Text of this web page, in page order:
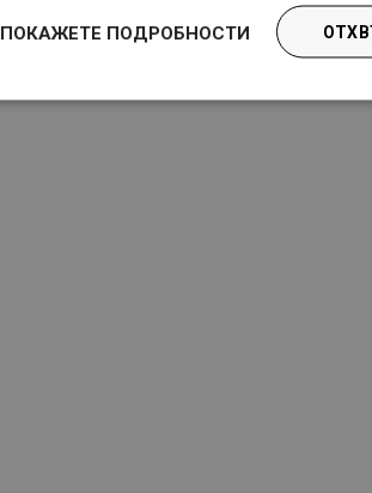
ПОКАЖЕТЕ ПОДРОБНОСТИ